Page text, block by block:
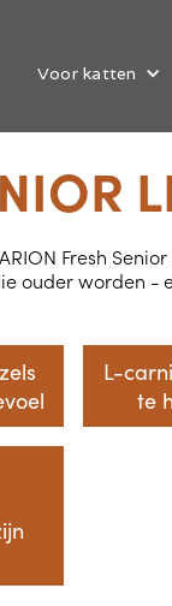
Voor katten
Fresh
ouder worden -
L-
te